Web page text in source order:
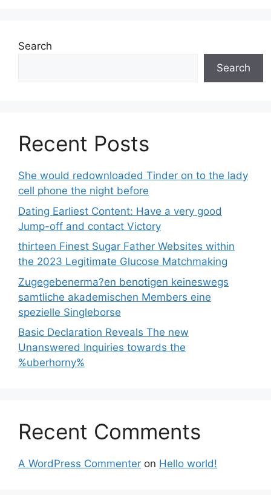
Search
Search
Recent Posts
She would redownloaded Tinder on to the lady
cell phone the night before
Dating Earliest Content: Have a very good
Jump-off and contact Victory
thirteen Finest Sugar Father Websites within
the 2023 Legitimate Glucose Matchmaking
Zugegebenerma?en benotigen keineswegs
samtliche akademischen Members eine
spezielle Singleborse
Basic Declaration Reveals The new
Unanswered Inquiries towards the
%uberhorny%
Recent Comments
A WordPress Commenter on Hello world!